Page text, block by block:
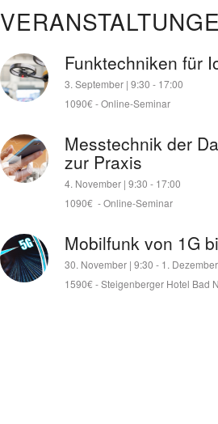
Funktechniken für
3. September | 9:30 - 17:00
1090€-Online-Seminar
Messtechnik der
zur Praxis
4. November | 9:30 - 17:00
1090€ -Online-Seminar
Mobilfunk von 1G
30. November | 9:30 - 1.
1590€-Steigenberger Hotel Bad